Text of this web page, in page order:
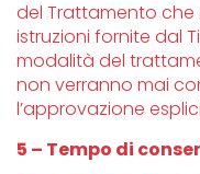
del Trattamento che
istruzioni fornite dal
modalità del
non verranno mai
l’approvazione
5 – Tempo di